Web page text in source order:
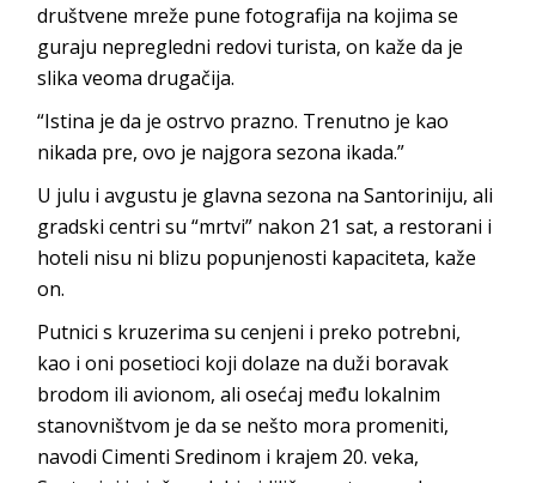
društvene mreže pune fotografija na kojima se
guraju nepregledni redovi turista, on kaže da je
slika veoma drugačija.
“Istina je da je ostrvo prazno. Trenutno je kao
nikada pre, ovo je najgora sezona ikada.”
U julu i avgustu je glavna sezona na Santoriniju, ali
gradski centri su “mrtvi” nakon 21 sat, a restorani i
hoteli nisu ni blizu popunjenosti kapaciteta, kaže
on.
Putnici s kruzerima su cenjeni i preko potrebni,
kao i oni posetioci koji dolaze na duži boravak
brodom ili avionom, ali osećaj među lokalnim
stanovništvom je da se nešto mora promeniti,
navodi Cimenti Sredinom i krajem 20. veka,